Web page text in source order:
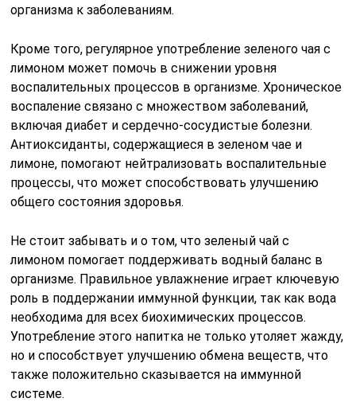
организма к заболеваниям.
Кроме того, регулярное употребление зеленого чая с
лимоном может помочь в снижении уровня
воспалительных процессов в организме. Хроническое
воспаление связано с множеством заболеваний,
включая диабет и сердечно-сосудистые болезни.
Антиоксиданты, содержащиеся в зеленом чае и
лимоне, помогают нейтрализовать воспалительные
процессы, что может способствовать улучшению
общего состояния здоровья.
Не стоит забывать и о том, что зеленый чай с
лимоном помогает поддерживать водный баланс в
организме. Правильное увлажнение играет ключевую
роль в поддержании иммунной функции, так как вода
необходима для всех биохимических процессов.
Употребление этого напитка не только утоляет жажду,
но и способствует улучшению обмена веществ, что
также положительно сказывается на иммунной
системе.